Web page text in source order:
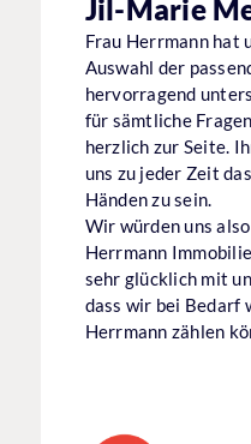
Jil-Marie
Frau Herrmann hat
Auswahl der
hervorragend
für sämtliche
herzlich zur Seite.
uns zu jeder Zeit
Händen zu sein.
Wir würden uns
Herrmann
sehr glücklich mit
dass wir bei Bedarf
Herrmann zählen